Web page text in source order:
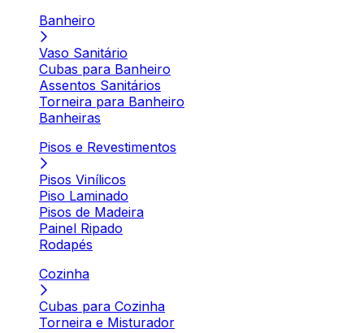
Banheiro
Vaso Sanitário
Cubas para Banheiro
Assentos Sanitários
Torneira para Banheiro
Banheiras
Pisos e Revestimentos
Pisos Vinílicos
Piso Laminado
Pisos de Madeira
Painel Ripado
Rodapés
Cozinha
Cubas para Cozinha
Torneira e Misturador